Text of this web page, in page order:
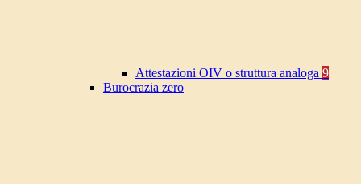
Attestazioni OIV o struttura analoga 9
Burocrazia zero